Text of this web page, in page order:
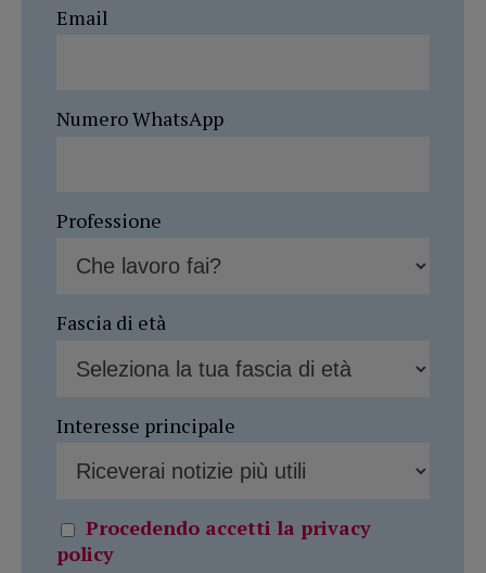
Email
Numero WhatsApp
Professione
Fascia di età
Interesse principale
Procedendo accetti la privacy
policy